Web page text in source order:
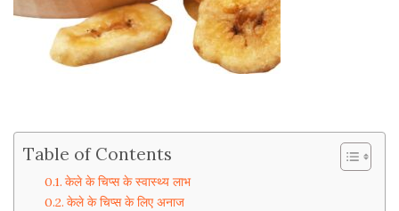
Table of Contents
केले के चिप्स के स्वास्थ्य लाभ
केले के चिप्स के लिए अनाज